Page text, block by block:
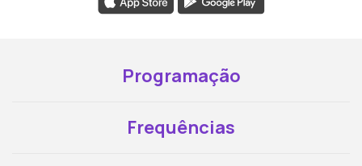
Programação
Frequências